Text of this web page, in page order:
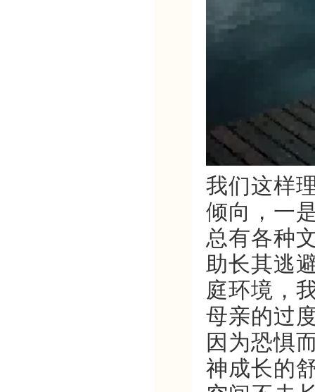
我们这样
倾向，一
总有各种
助长其逃
庭环境，
母亲的过
因为恐惧
神成长的